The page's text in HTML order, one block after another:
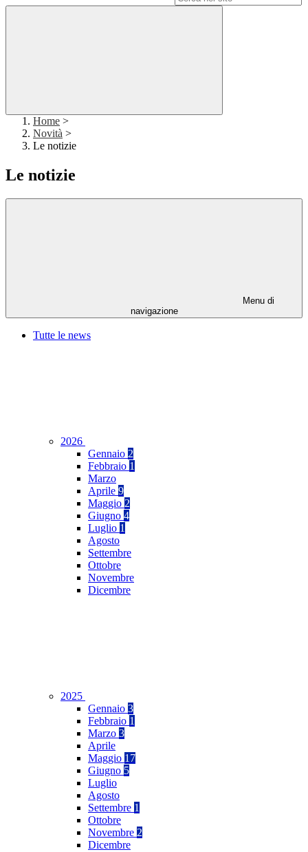
Home >
Novità >
Le notizie
Le notizie
Menu di
navigazione
Tutte le news
2026
Gennaio 2
Febbraio 1
Marzo
Aprile 9
Maggio 2
Giugno 4
Luglio 1
Agosto
Settembre
Ottobre
Novembre
Dicembre
2025
Gennaio 3
Febbraio 1
Marzo 3
Aprile
Maggio 17
Giugno 5
Luglio
Agosto
Settembre 1
Ottobre
Novembre 2
Dicembre